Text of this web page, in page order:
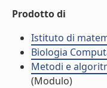
Prodotto di
Istituto di
Biologia
Metodi e
(Modulo)